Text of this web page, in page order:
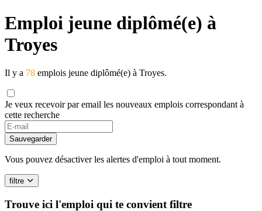
Emploi jeune diplômé(e) à
Troyes
Il y a 78 emplois jeune diplômé(e) à Troyes.
Je veux recevoir par email les nouveaux emplois correspondant à
cette recherche
If
you
are
a
human,
ignore
this
field
Sauvegarder
Vous pouvez désactiver les alertes d'emploi à tout moment.
filtre
Trouve ici l'emploi qui te convient filtre